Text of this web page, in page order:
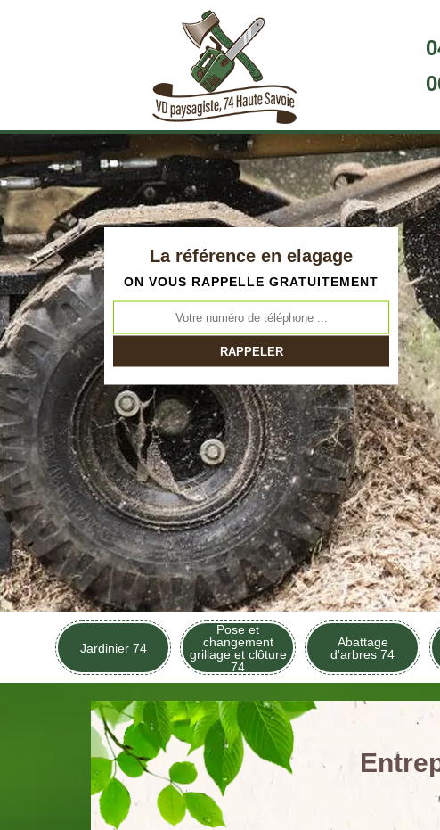
La référence en elagage
ON VOUS RAPPELLE GRATUITEMENT
Jardinier 74
Pose et
changement
grillage et clôture
74
Abattage
d'arbres 74